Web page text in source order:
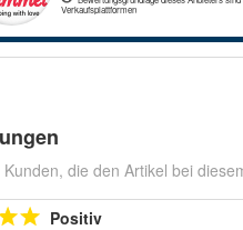
Kunden, die den Artikel bei
Positiv